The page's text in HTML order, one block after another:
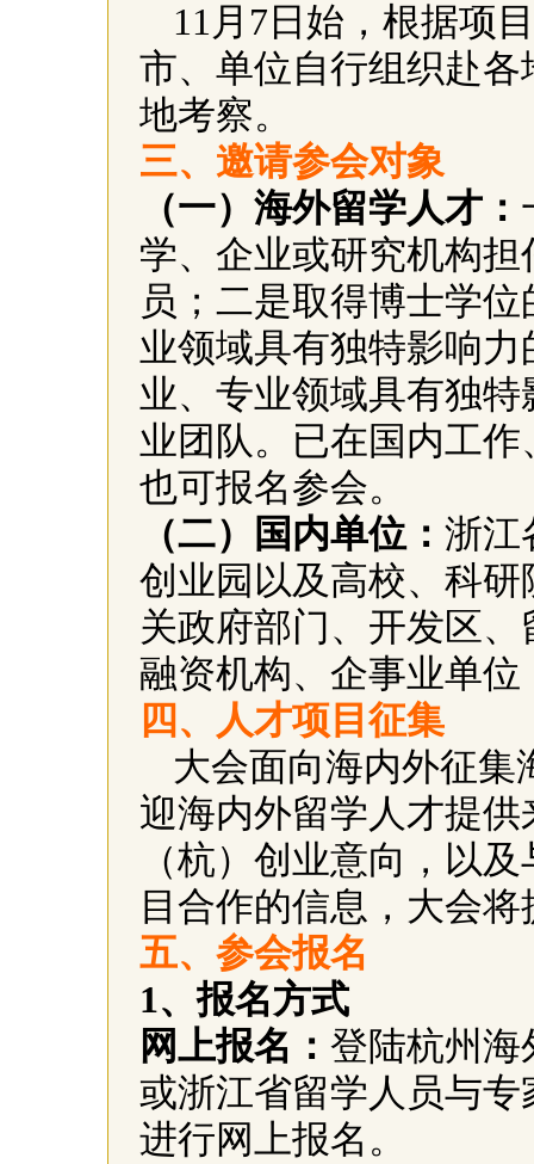
11 月 7 日 始，根据项
市、单位自行组织赴
地考察。
三、邀请参会对象
（一）海外留学人才：
学、企业或研究机构
员；二是取得博士学
业领域具有独特影响
业、专业领域具有独
业团队。已在国内工
也可报名参会。
（二）国内单位： 浙江
创业园以及高校、科
关政府部门、开发区
融资机构、企事业单
四、人才项目征集
大会面向海内外征集
迎海内外留学人才提
（杭）创业意向，以
目合作的信息，大会
五、参会报名
1、报名方式
网上报名： 登陆杭州海
或浙江省留学人员与专
进行网上报名。